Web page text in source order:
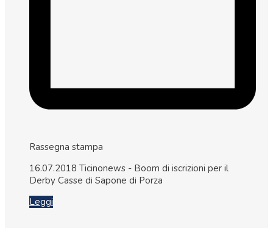
Rassegna stampa
16.07.2018 Ticinonews - Boom di iscrizioni per il
Derby Casse di Sapone di Porza
Leggi